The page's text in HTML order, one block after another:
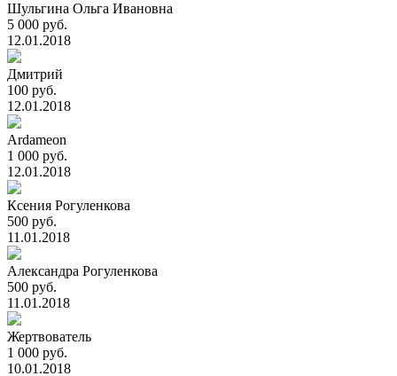
Шульгина Ольга Ивановна
5 000 руб.
12.01.2018
Дмитрий
100 руб.
12.01.2018
Ardameon
1 000 руб.
12.01.2018
Ксения Рогуленкова
500 руб.
11.01.2018
Александра Рогуленкова
500 руб.
11.01.2018
Жертвователь
1 000 руб.
10.01.2018